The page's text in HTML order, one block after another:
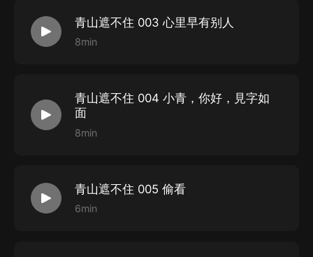
青山遮不住 003 心里早有别人
8min
青山遮不住 004 小青，你好，見字如
面
8min
青山遮不住 005 偷看
6min